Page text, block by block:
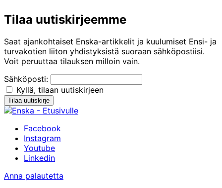
Tilaa uutiskirjeemme
Saat ajankohtaiset Enska-artikkelit ja kuulumiset Ensi- ja
turvakotien liiton yhdistyksistä suoraan sähköpostiisi.
Voit peruuttaa tilauksen milloin vain.
Sähköposti:
Kyllä, tilaan uutiskirjeen
Facebook
Instagram
Youtube
Linkedin
Anna palautetta